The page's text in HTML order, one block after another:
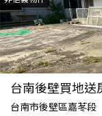
台南後壁買地送
台南市後壁區嘉苳段